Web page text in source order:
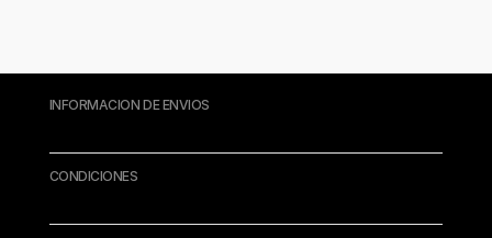
INFORMACION DE ENVIOS
CONDICIONES